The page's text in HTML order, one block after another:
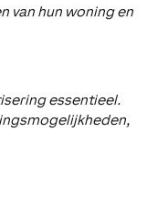
van hun woning en
essentieel.